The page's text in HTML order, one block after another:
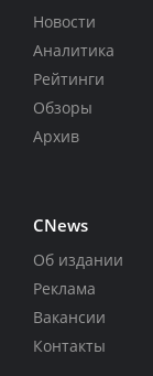
Новости
Аналитика
Рейтинги
Обзоры
Архив
CNews
Об издании
Реклама
Вакансии
Контакты